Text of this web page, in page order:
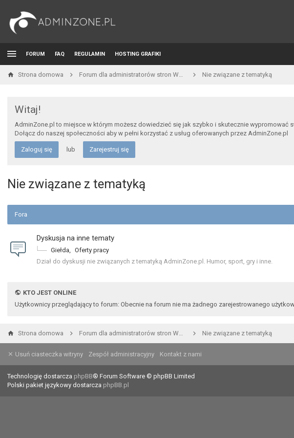
FORUM FAQ REGULAMIN HOSTING GRAFIKI
Strona domowa Forum dla administratorów stron WWW i developerów Nie związane z tematyką
Witaj!
AdminZone.pl to miejsce w którym możesz dowiedzieć się jak szybko i skutecznie wypromować
Dołącz do naszej społeczności aby w pełni korzystać z usług oferowanych przez AdminZone.pl
Zaloguj się lub Zarejestruj się
Nie związane z tematyką
Fora
Dyskusja na inne tematy
Giełda, Oferty pracy
Dział do dyskusji nie związanych z tematyką AdminZone.pl. Humor, sport, gry i inne.
KTO JEST ONLINE
Użytkownicy przeglądający to forum: Obecnie na forum nie ma żadnego zarejestrowanego
Strona domowa Forum dla administratorów stron WWW i developerów Nie związane z tematyką
Usuń ciasteczka witryny Zespół administracyjny Kontakt z nami
Technologię dostarcza phpBB® Forum Software © phpBB Limited
Polski pakiet językowy dostarcza phpBB.pl